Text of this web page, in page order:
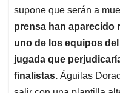
supone que serán a
prensa han aparecido
uno de los equipos
jugada que
finalistas. Águilas